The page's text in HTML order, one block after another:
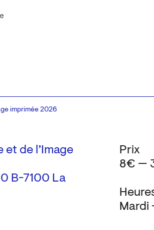
et de l’Image
B-7100 La
Mardi
Prix
8€ —
imprimée 2026